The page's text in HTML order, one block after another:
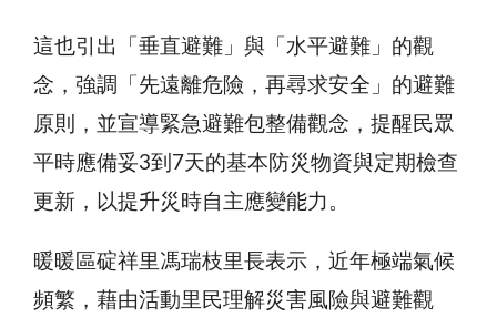
這也引出「垂直避難」與「水平避難」的觀
念，強調「先遠離危險，再尋求安全」的避難
原則，並宣導緊急避難包整備觀念，提醒民眾
平時應備妥3到7天的基本防災物資與定期檢查
更新，以提升災時自主應變能力。
暖暖區碇祥里馮瑞枝里長表示，近年極端氣候
頻繁，藉由活動里民理解災害風險與避難觀